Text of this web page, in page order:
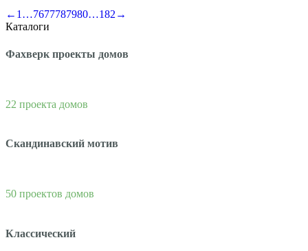
← 1 …7677787980…182 →
Каталоги
Фахверк проекты домов
22 проекта домов
Скандинавский мотив
50 проектов домов
Классический